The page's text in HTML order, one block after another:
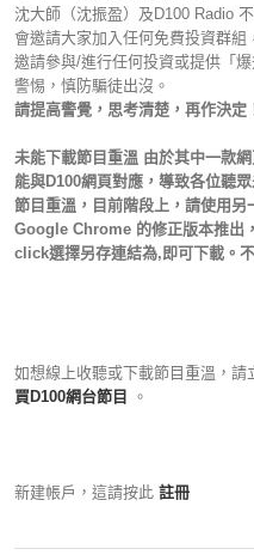
沈大師（沈振盈）及D100 Radio
會邀請大家加入任何免費投資群組
邀請參與/進行任何投資或提供「
警惕，慎防騙徒出沒。
請提高警覺，思考清楚，再作決定
未能下載節目重溫 由於其中一款
能與D100網頁對應，導致各位聽
節目重溫，目前階段上，請使用
Google Chrome 的修正版本推出
click選擇另存連結為,即可下載。
如想線上收聽或下載節目重溫，請
買D100網台節目
。
新建帳戶，這請按此 註冊